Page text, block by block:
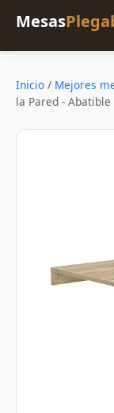
Mesas
Inicio / Mejores
la Pared - Abatible